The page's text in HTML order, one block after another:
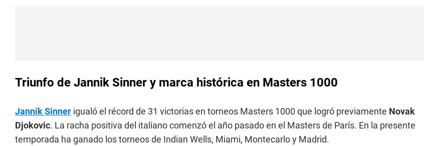
Triunfo de Jannik Sinner y marca histórica en Masters 1000
Jannik Sinner igualó el récord de 31 victorias en torneos Masters 1000 que logró previamente Novak
Djokovic. La racha positiva del italiano comenzó el año pasado en el Masters de París. En la presente
temporada ha ganado los torneos de Indian Wells, Miami, Montecarlo y Madrid.